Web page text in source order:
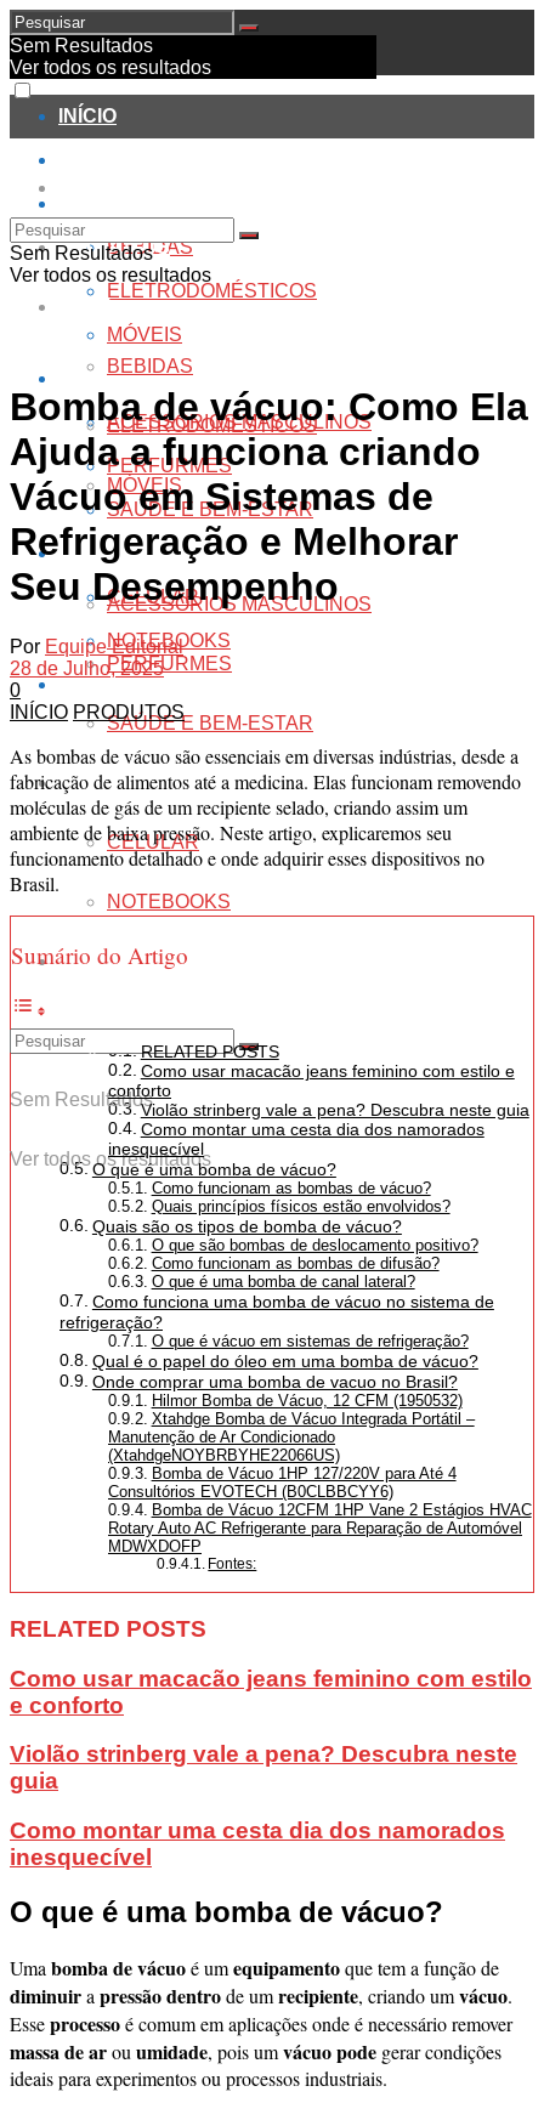
Sem Resultados
Ver todos os resultados
INÍCIO
BEBIDAS
ELETRODOMÉSTICOS
MÓVEIS
CUIDADOS PESSOAIS
ACESSÓRIOS MASCULINOS
PERFURMES
SAÚDE E BEM-ESTAR
TECNOLOGIA
CELULAR
NOTEBOOKS
ESCRITÓRIO
PRODUTOS
CASA
BEBIDAS
ELETRODOMÉSTICOS
MÓVEIS
CUIDADOS PESSOAIS
ACESSÓRIOS MASCULINOS
PERFURMES
SAÚDE E BEM-ESTAR
TECNOLOGIA
CELULAR
NOTEBOOKS
ESCRITÓRIO
Sem Resultados
Ver todos os resultados
Sem Resultados
Ver todos os resultados
Bomba de vácuo: Como Ela
Ajuda a funciona criando
Vácuo em Sistemas de
Refrigeração e Melhorar
Seu Desempenho
Por Equipe Editorial
28 de Julho, 2025
0
INÍCIO PRODUTOS
As bombas de vácuo são essenciais em diversas indústrias, desde a
fabricação de alimentos até a medicina. Elas funcionam removendo
moléculas de gás de um recipiente selado, criando assim um
ambiente de baixa pressão. Neste artigo, explicaremos seu
funcionamento detalhado e onde adquirir esses dispositivos no
Brasil.
Sumário do Artigo
RELATED POSTS
Como usar macacão jeans feminino com estilo e
conforto
Violão strinberg vale a pena? Descubra neste guia
Como montar uma cesta dia dos namorados
inesquecível
O que é uma bomba de vácuo?
Como funcionam as bombas de vácuo?
Quais princípios físicos estão envolvidos?
Quais são os tipos de bomba de vácuo?
O que são bombas de deslocamento positivo?
Como funcionam as bombas de difusão?
O que é uma bomba de canal lateral?
Como funciona uma bomba de vácuo no sistema de
refrigeração?
O que é vácuo em sistemas de refrigeração?
Qual é o papel do óleo em uma bomba de vácuo?
Onde comprar uma bomba de vacuo no Brasil?
Hilmor Bomba de Vácuo, 12 CFM (1950532)
Xtahdge Bomba de Vácuo Integrada Portátil –
Manutenção de Ar Condicionado
(XtahdgeNOYBRBYHE22066US)
Bomba de Vácuo 1HP 127/220V para Até 4
Consultórios EVOTECH (B0CLBBCYY6)
Bomba de Vácuo 12CFM 1HP Vane 2 Estágios HVAC
Rotary Auto AC Refrigerante para Reparação de Automóvel
MDWXDOFP
Fontes:
RELATED POSTS
Como usar macacão jeans feminino com estilo
e conforto
Violão strinberg vale a pena? Descubra neste
guia
Como montar uma cesta dia dos namorados
inesquecível
O que é uma bomba de vácuo?
Uma bomba de vácuoé umequipamentoque tem a função de
diminuira pressão dentrode umrecipiente, criando umvácuo.
Esseprocessoé comum em aplicações onde é necessário remover
massa de arou umidade, pois umvácuo pode gerar condições
ideais para experimentos ou processos industriais.